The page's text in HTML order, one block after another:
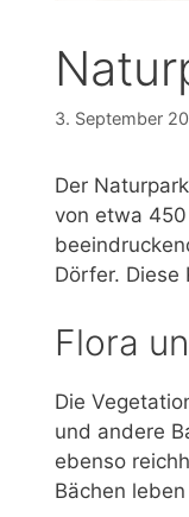
3. September
Der
von etwa
Dörfer. Diese
Flora
Die
und andere
ebenso
Bächen